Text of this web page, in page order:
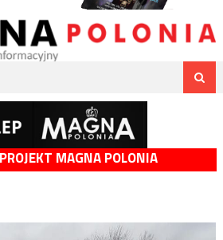
MAGNA POLONIA